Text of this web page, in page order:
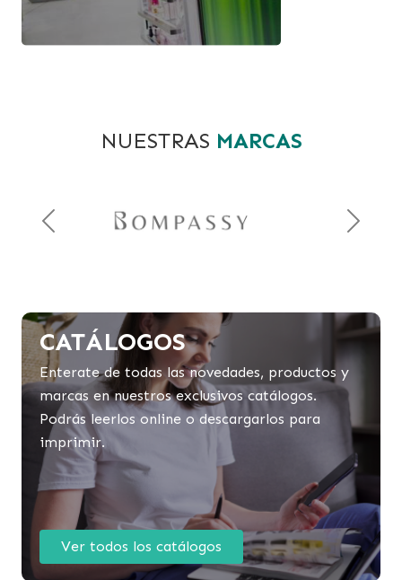
NUESTRAS MARCAS
Previous Next
CATÁLOGOS
Enterate de todas las novedades, productos y
marcas en nuestros exclusivos catálogos.
Podrás leerlos online o descargarlos para
imprimir.
Ver todos los catálogos